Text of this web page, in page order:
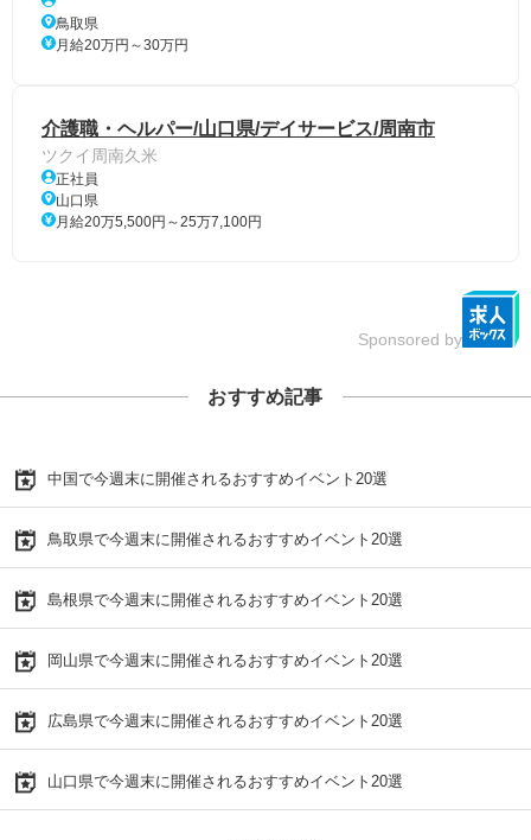
鳥取県
月給20万円～30万円
介護職・ヘルパー/山口県/デイサービス/周南市
ツクイ周南久米
正社員
山口県
月給20万5,500円～25万7,100円
Sponsored by
おすすめ記事
中国で今週末に開催されるおすすめイベント20選
鳥取県で今週末に開催されるおすすめイベント20選
島根県で今週末に開催されるおすすめイベント20選
岡山県で今週末に開催されるおすすめイベント20選
広島県で今週末に開催されるおすすめイベント20選
山口県で今週末に開催されるおすすめイベント20選